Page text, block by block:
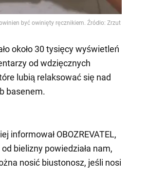
około 30 tysięcy wyświetleń
od wdzięcznych
lubią relaksować się nad
basenem.
informował OBOZREVATEL,
bielizny powiedziała nam,
nosić biustonosz, jeśli nosi